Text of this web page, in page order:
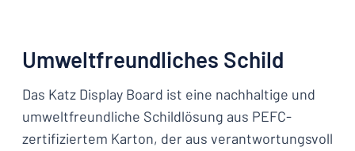
Umweltfreundliches Schild
Das Katz Display Board ist eine nachhaltige und
umweltfreundliche Schildlösung aus PEFC-
zertifiziertem Karton, der aus verantwortungsvoll